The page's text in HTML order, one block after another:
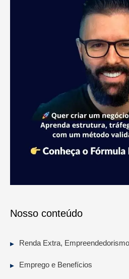
Nosso conteúdo
Renda Extra,
Emprego e Benefícios